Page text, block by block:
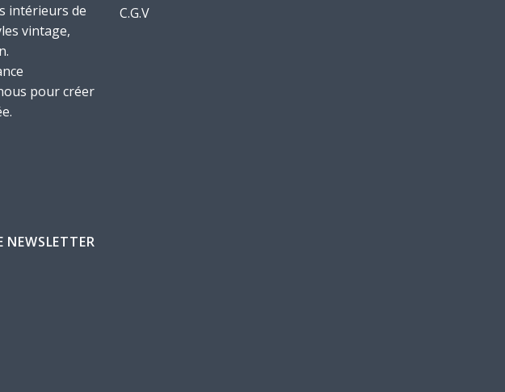
intérieurs de
vintage,
pour créer
C.G.V
NEWSLETTER